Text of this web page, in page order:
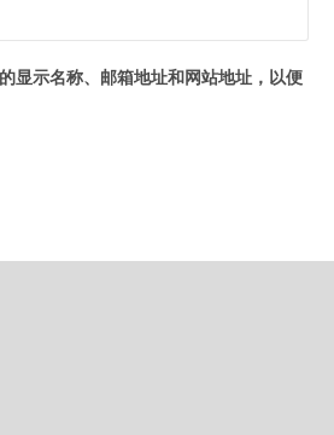
显示名称、邮箱地址和网站地址，以便